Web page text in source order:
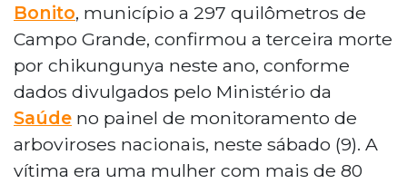
Bonito, município a 297 quilômetros de
Campo Grande, confirmou a terceira morte
por chikungunya neste ano, conforme
dados divulgados pelo Ministério da
Saúde no painel de monitoramento de
arboviroses nacionais, neste sábado (9). A
vítima era uma mulher com mais de 80